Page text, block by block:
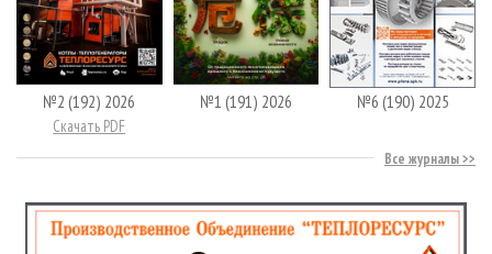
№2 (192) 2026
Скачать PDF
№1 (191) 2026 №6 (190) 2025
Все журналы